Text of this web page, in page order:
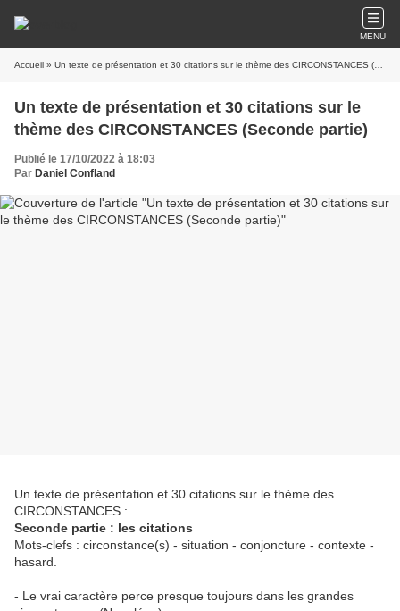
MENU
Accueil » Un texte de présentation et 30 citations sur le thème des CIRCONSTANCES (Seconde partie)
Un texte de présentation et 30 citations sur le
thème des CIRCONSTANCES (Seconde partie)
Publié le 17/10/2022 à 18:03
Par Daniel Confland
Un texte de présentation et 30 citations sur le thème des
CIRCONSTANCES :
Seconde partie : les citations
Mots-clefs : circonstance(s) - situation - conjoncture - contexte -
hasard.
- Le vrai caractère perce presque toujours dans les grandes